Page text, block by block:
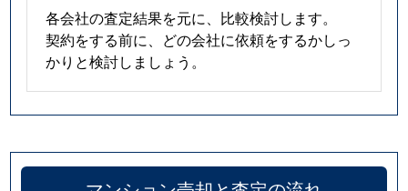
各会社の査定結果を元に、比較検討します。
契約をする前に、どの会社に依頼をするかしっ
かりと検討しましょう。